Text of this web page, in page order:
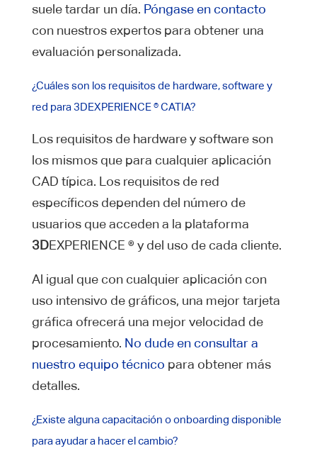
suele tardar un día. Póngase en contacto
con nuestros expertos para obtener una
evaluación personalizada.
¿Cuáles son los requisitos de hardware, software y
red para 3DEXPERIENCE ® CATIA?
Los requisitos de hardware y software son
los mismos que para cualquier aplicación
CAD típica. Los requisitos de red
específicos dependen del número de
usuarios que acceden a la plataforma
3DEXPERIENCE ® y del uso de cada cliente.
Al igual que con cualquier aplicación con
uso intensivo de gráficos, una mejor tarjeta
gráfica ofrecerá una mejor velocidad de
procesamiento. No dude en consultar a
nuestro equipo técnico para obtener más
detalles.
¿Existe alguna capacitación o onboarding disponible
para ayudar a hacer el cambio?